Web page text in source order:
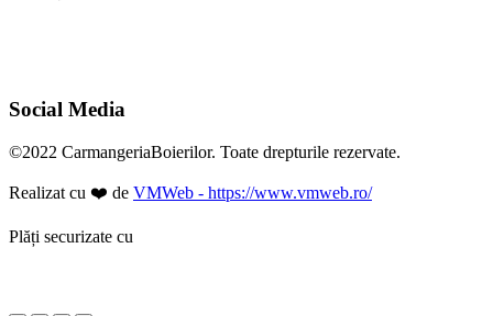
Social Media
©2022 CarmangeriaBoierilor. Toate drepturile rezervate.
Realizat cu ❤️ de VMWeb - https://www.vmweb.ro/
Plăți securizate cu